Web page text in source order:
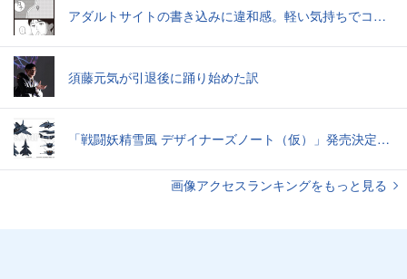
アダルトサイトの書き込みに違和感。軽い気持ちでコメントしてみると…／近畿地方のある場所について（1）
須藤元気が引退後に踊り始めた訳
「戦闘妖精雪風 デザイナーズノート（仮）」発売決定スーパーシルフやメイヴといった名機たちの“線”の妙味
画像アクセスランキングをもっと見る